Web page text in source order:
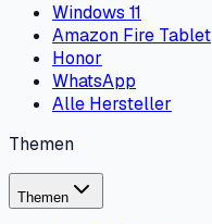
Windows 11
Amazon Fire Tablet
Honor
WhatsApp
Alle Hersteller
Themen
Themen